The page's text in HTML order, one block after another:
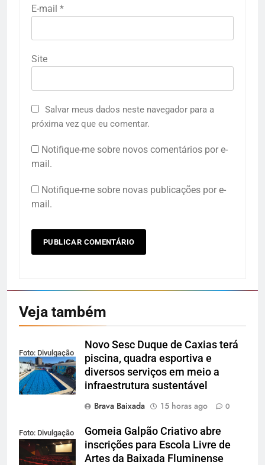
E-mail *
Site
Salvar meus dados neste navegador para a
próxima vez que eu comentar.
Notifique-me sobre novos comentários por e-
mail.
Notifique-me sobre novas publicações por e-
mail.
Veja também
Foto: Divulgação
Novo Sesc Duque de Caxias terá
piscina, quadra esportiva e
diversos serviços em meio a
infraestrutura sustentável
Brava Baixada
15 horas ago 0
Foto: Divulgação
Gomeia Galpão Criativo abre
inscrições para Escola Livre de
Artes da Baixada Fluminense